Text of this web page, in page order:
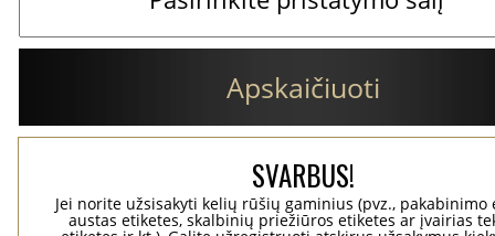
Apskaičiuoti
SVARBUS!
Jei norite užsisakyti kelių rūšių gaminius (pvz., pakabinimo
austas etiketes, skalbinių priežiūros etiketes ar įvairias